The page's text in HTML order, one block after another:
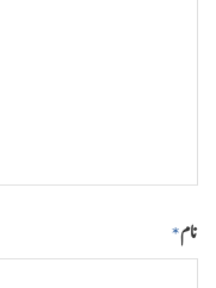
نام*